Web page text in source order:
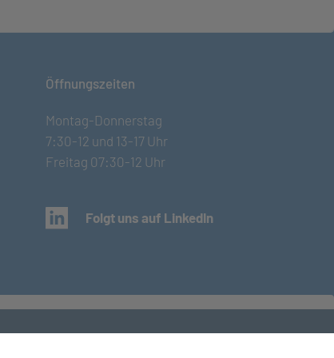
Öffnungszeiten
Montag-Donnerstag
7:30-12 und 13-17 Uhr
Freitag 07:30-12 Uhr
(öffnet in neuem Tab)
Folgt uns auf LinkedIn